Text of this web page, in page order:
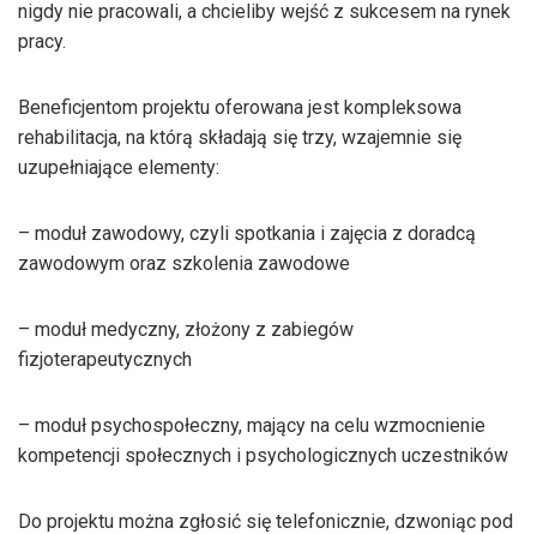
nigdy nie pracowali, a chcieliby wejść z sukcesem na rynek
pracy.
Beneficjentom projektu oferowana jest kompleksowa
rehabilitacja, na którą składają się trzy, wzajemnie się
uzupełniające elementy:
– moduł zawodowy, czyli spotkania i zajęcia z doradcą
zawodowym oraz szkolenia zawodowe
– moduł medyczny, złożony z zabiegów
fizjoterapeutycznych
– moduł psychospołeczny, mający na celu wzmocnienie
kompetencji społecznych i psychologicznych uczestników
Do projektu można zgłosić się telefonicznie, dzwoniąc pod